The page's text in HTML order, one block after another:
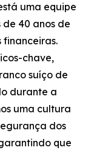
uma equipe
40 anos de
financeiras.
chave,
suíço de
durante a
uma cultura
dos
que